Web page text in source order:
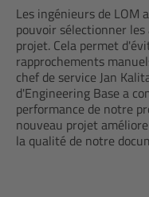
Les ingénieurs de LOM
pouvoir sélectionner les
projet. Cela permet
rapprochements
chef de service Jan
d'Engineering Base a
performance de notre
nouveau projet
la qualité de notre